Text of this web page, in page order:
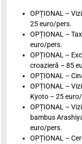
OPȚIONAL –
25 euro/pers.
OPȚIONAL –
euro/pers.
OPȚIONAL –
croazieră – 85
OPȚIONAL –
OPȚIONAL –
Kyoto – 25
OPȚIONAL –
bambus
euro/pers.
OPȚIONAL –